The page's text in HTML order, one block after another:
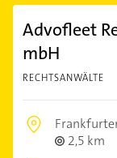
Advofleet
mbH
RECHTSANWÄLTE
2,5 km